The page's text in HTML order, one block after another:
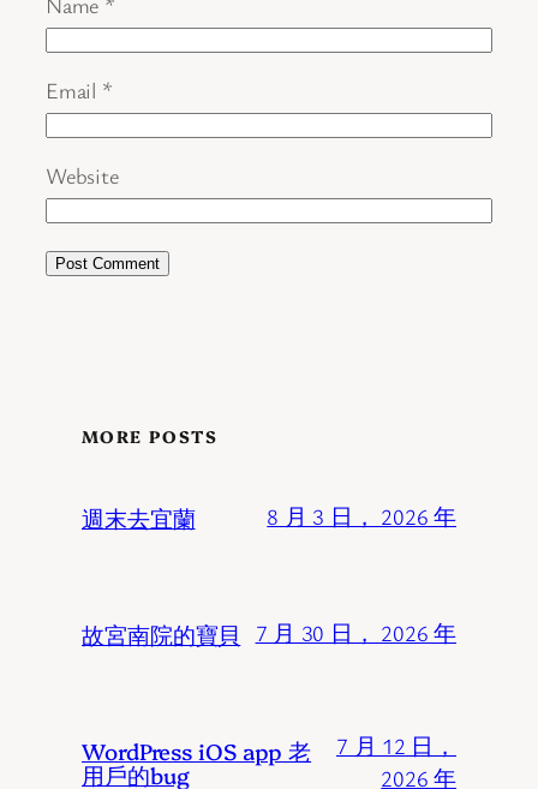
Email *
Website
MORE POSTS
週末去宜蘭 8 月 3 日， 2026 年
故宮南院的寶貝 7 月 30 日， 2026 年
WordPress iOS app 老
用戶的bug
7 月 12 日，
2026 年